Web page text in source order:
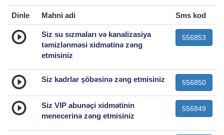
Dinle Mahni adi Sms kod
Siz su sızmaları və kanalizasiya
təmizlənməsi xidmətinə zəng
etmisiniz
556853
Siz kadrlar şöbəsinə zəng etmisiniz 556850
Siz VIP abunəçi xidmətinin
menecerinə zəng etmisiniz
556849